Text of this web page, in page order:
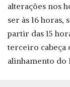
alterações nos
ser às 16
partir das 15
terceiro cabeça
alinhamento do